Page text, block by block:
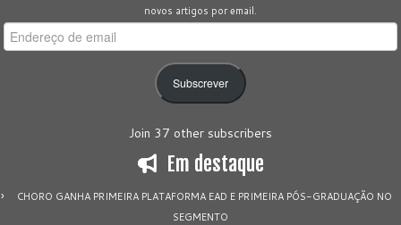
novos artigos por email.
Endereço
de
Subscrever
Join 37 other subscribers
Em destaque
CHORO GANHA PRIMEIRA PLATAFORMA EAD E PRIMEIRA PÓS-GRADUAÇÃO NO
SEGMENTO